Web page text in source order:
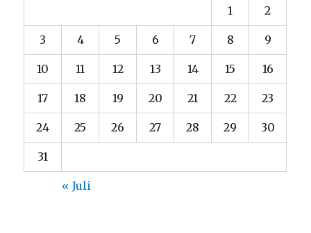
1 2
3 4 5 6 7 8 9
10 11 12 13 14 15 16
17 18 19 20 21 22 23
24 25 26 27 28 29 30
31
« Juli